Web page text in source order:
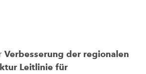
Verbesserung der regionalen
Leitlinie für